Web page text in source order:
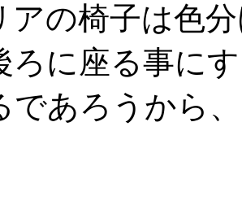
アの椅子は色
ろに座る事に
であろうから